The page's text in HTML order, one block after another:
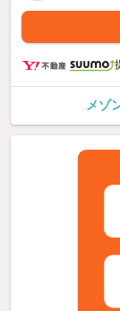
メゾ